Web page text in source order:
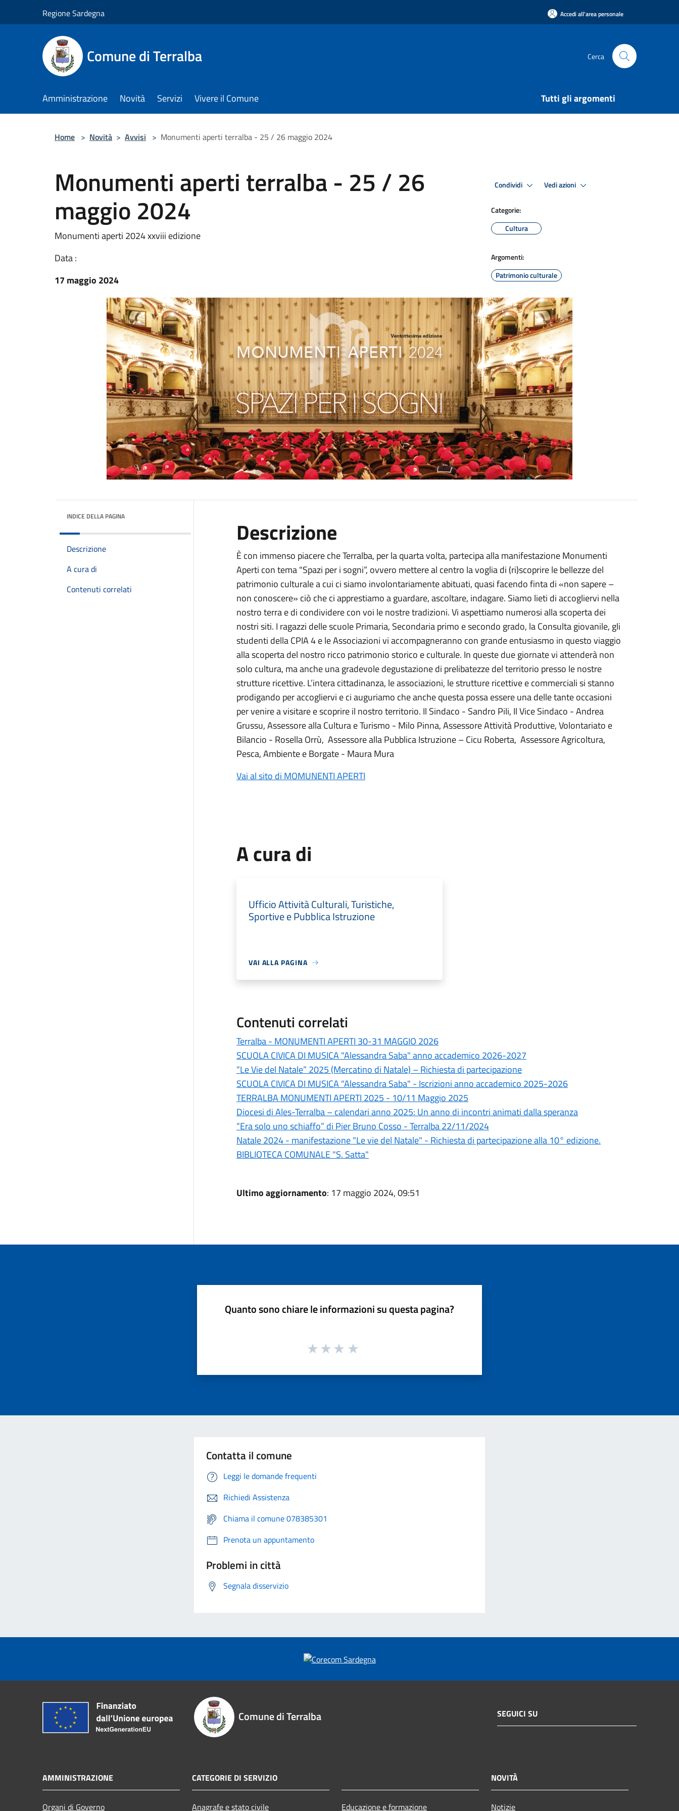
Regione Sardegna Accedi all'area personale
Comune di Terralba Cerca
Amministrazione Novità Servizi Vivere il Comune Tutti gli argomenti
Home > Novità > Avvisi > Monumenti aperti terralba - 25 / 26 maggio 2024
Monumenti aperti terralba - 25 / 26
maggio 2024
Monumenti aperti 2024 xxviii edizione
Data :
17 maggio 2024
Condividi Vedi azioni
Categorie:
Cultura
Argomenti:
Patrimonio culturale
INDICE DELLA PAGINA
Descrizione
A cura di
Contenuti correlati
Descrizione
È con immenso piacere che Terralba, per la quarta volta, partecipa alla manifestazione Monumenti
Aperti con tema "Spazi per i sogni”, ovvero mettere al centro la voglia di (ri)scoprire le bellezze del
patrimonio culturale a cui ci siamo involontariamente abituati, quasi facendo finta di «non sapere –
non conoscere» ciò che ci apprestiamo a guardare, ascoltare, indagare. Siamo lieti di accogliervi nella
nostro terra e di condividere con voi le nostre tradizioni. Vi aspettiamo numerosi alla scoperta dei
nostri siti. I ragazzi delle scuole Primaria, Secondaria primo e secondo grado, la Consulta giovanile, gli
studenti della CPIA 4 e le Associazioni vi accompagneranno con grande entusiasmo in questo viaggio
alla scoperta del nostro ricco patrimonio storico e culturale. In queste due giornate vi attenderà non
solo cultura, ma anche una gradevole degustazione di prelibatezze del territorio presso le nostre
strutture ricettive. L’intera cittadinanza, le associazioni, le strutture ricettive e commerciali si stanno
prodigando per accogliervi e ci auguriamo che anche questa possa essere una delle tante occasioni
per venire a visitare e scoprire il nostro territorio. Il Sindaco - Sandro Pili, Il Vice Sindaco - Andrea
Grussu, Assessore alla Cultura e Turismo - Milo Pinna, Assessore Attività Produttive, Volontariato e
Bilancio - Rosella Orrù, Assessore alla Pubblica Istruzione – Cicu Roberta, Assessore Agricoltura,
Pesca, Ambiente e Borgate - Maura Mura
Vai al sito di MOMUNENTI APERTI
A cura di
Ufficio Attività Culturali, Turistiche,
Sportive e Pubblica Istruzione
VAI ALLA PAGINA
Contenuti correlati
Terralba - MONUMENTI APERTI 30-31 MAGGIO 2026
SCUOLA CIVICA DI MUSICA "Alessandra Saba" anno accademico 2026-2027
“Le Vie del Natale” 2025 (Mercatino di Natale) – Richiesta di partecipazione
SCUOLA CIVICA DI MUSICA "Alessandra Saba" - Iscrizioni anno accademico 2025-2026
TERRALBA MONUMENTI APERTI 2025 - 10/11 Maggio 2025
Diocesi di Ales-Terralba – calendari anno 2025: Un anno di incontri animati dalla speranza
“Era solo uno schiaffo” di Pier Bruno Cosso - Terralba 22/11/2024
Natale 2024 - manifestazione "Le vie del Natale" - Richiesta di partecipazione alla 10° edizione.
BIBLIOTECA COMUNALE "S. Satta"
Ultimo aggiornamento: 17 maggio 2024, 09:51
Quanto sono chiare le informazioni su questa pagina?
Contatta il comune
Leggi le domande frequenti
Richiedi Assistenza
Chiama il comune 078385301
Prenota un appuntamento
Problemi in città
Segnala disservizio
Comune di Terralba SEGUICI SU
AMMINISTRAZIONE
Organi di Governo
CATEGORIE DI SERVIZIO
Anagrafe e stato civile Educazione e formazione
NOVITÀ
Notizie